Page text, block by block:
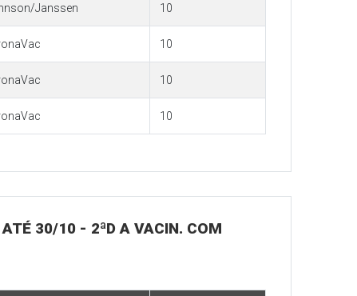
Janssen 10
10
10
10
30/10 - 2ªD A VACIN. COM